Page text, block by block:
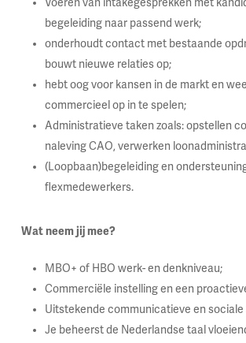
Voeren van intakegesprekken met
begeleiding naar passend werk;
onderhoudt contact met bestaande
bouwt nieuwe relaties op;
hebt oog voor kansen in de markt en
commercieel op in te spelen;
Administratieve taken zoals: opstellen
naleving CAO, verwerken
(Loopbaan)begeleiding en
flexmedewerkers.
Wat neem jij mee?
MBO+ of HBO werk- en denkniveau;
Commerciële instelling en een
Uitstekende communicatieve en
Je beheerst de Nederlandse taal